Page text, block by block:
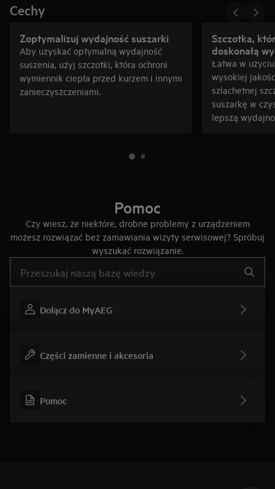
Cechy
Zoptymalizuj wydajność suszarki
Aby uzyskać optymalną wydajność
suszenia, użyj szczotki, która ochroni
wymiennik ciepła przed kurzem i innymi
zanieczyszczeniami.
Szczotka,
doskonałą
Łatwa w
wysokiej
szlachetnej
suszarkę w
lepszą
Pomoc
Czy wiesz, że niektóre, drobne problemy z urządzeniem
możesz rozwiązać bez zamawiania wizyty serwisowej? Spróbuj
wyszukać rozwiązanie.
Dołącz do MyAEG
Części zamienne i akcesoria
Pomoc